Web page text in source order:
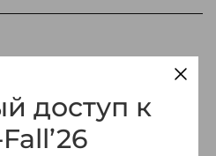
доступ к